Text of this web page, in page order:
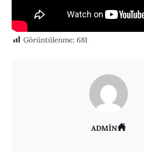
Görüntülenme: 681
ADMIN